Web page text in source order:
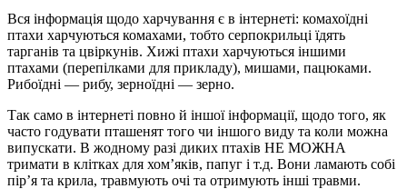
Вся інформація щодо харчування є в інтернеті: комахоїдні
птахи харчуються комахами, тобто серпокрильці їдять
тарганів та цвіркунів. Хижі птахи харчуються іншими
птахами (перепілками для прикладу), мишами, пацюками.
Рибоїдні — рибу, зерноїдні — зерно.
Так само в інтернеті повно й іншої інформації, щодо того, як
часто годувати пташенят того чи іншого виду та коли можна
випускати. В жодному разі диких птахів НЕ МОЖНА
тримати в клітках для хом’яків, папуг і т.д. Вони ламають собі
пір’я та крила, травмують очі та отримують інші травми.